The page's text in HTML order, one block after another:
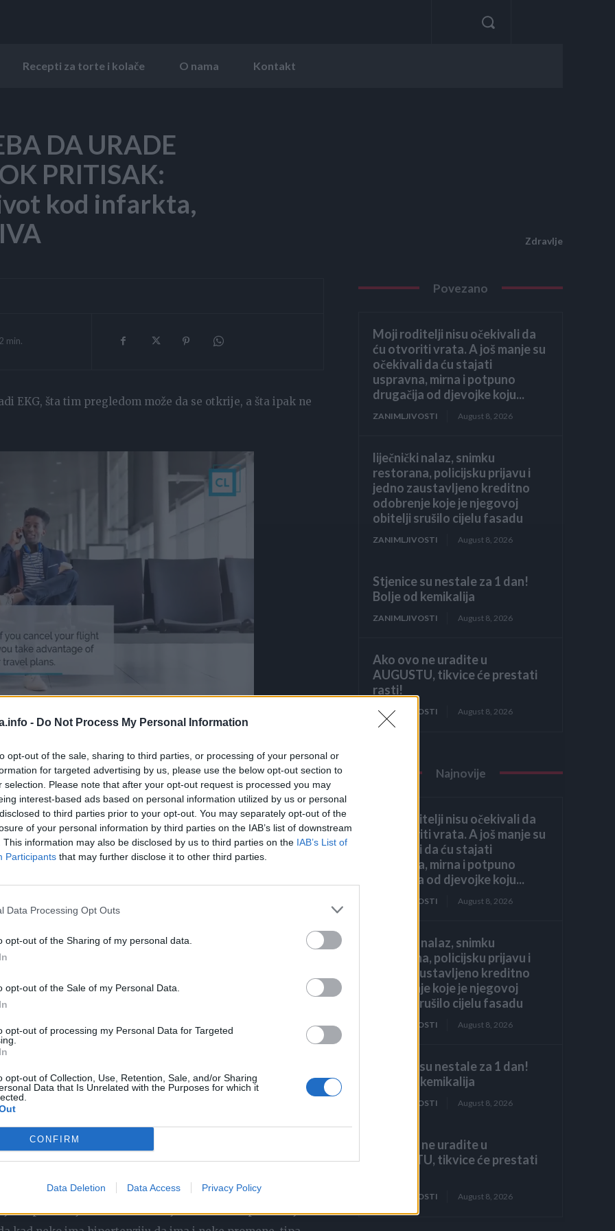
- Do Not Process My Personal Information
opt-out of the sale, sharing to third parties, or processing of your personal or
for targeted advertising by us, please use the below opt-out section to
selection. Please note that after your opt-out request is processed you may
interest-based ads based on personal information utilized by us or personal
to third parties prior to your opt-out. You may separately opt-out of the
of your personal information by third parties on the IAB’s list of downstream
This information may also be disclosed by us to third parties on the IAB’s List of
Participants that may further disclose it to other third parties.
Data Processing Opt Outs
opt-out of the Sharing of my personal data.
opt-out of the Sale of my Personal Data.
opt-out of processing my Personal Data for Targeted
opt-out of Collection, Use, Retention, Sale, and/or Sharing
Data that Is Unrelated with the Purposes for which it
CONFIRM
Data Deletion Data Access Privacy Policy
Recepti za torte i kolače O nama Kontakt
DA URADE
PRITISAK:
kod infarkta,
Zdravlje
2 min.
EKG, šta tim pregledom može da se otkrije, a šta ipak ne
otkrije brojne srčane probleme, ali ne sve. Sve o tome –
je objasnio kardiolog prof. dr Petar Otašević, upravnik
bolesti Dedinje.
radimo kardiološki pregled. Naravno da je jako dobro da
da kažemo da ste zdravi što se vašeg srca tiče. EKG beleži
specijalnih odvoda obrađuje u toj maloj mašinici koju mi
dobijemo zapis. Na tom zapisu imamo 12 nekih linija koje
različitim područjima srca šta se desilo u smislu
može da otkrije predinfarktno stanje ili infarkt, ali i
ili recimo ubrzan rad srca, kada nam srce radi pa
vi kažete ‘jao, meni srce stalno preskače’, uradimo EKG
to ne znači da nemate aritmije, već da to snimanje
onom holter EKG-u, koji se nosi 24h i omogućava da
može da ukaže na to da li postoje komplikacije.
da nam otkrije da li postoje neke komplikacije
srca, u smislu zadebljanja srčanih zidova, to je
hipertenzija vrlo često ne daje nikakve simptome i ljudi
Povezano
Moji roditelji nisu očekivali da
ću otvoriti vrata. A još manje su
očekivali da ću stajati
uspravna, mirna i potpuno
drugačija od djevojke koju...
ZANIMLJIVOSTI August 8, 2026
liječnički nalaz, snimku
restorana, policijsku prijavu i
jedno zaustavljeno kreditno
odobrenje koje je njegovoj
obitelji srušilo cijelu fasadu
ZANIMLJIVOSTI August 8, 2026
Stjenice su nestale za 1 dan!
Bolje od kemikalija
ZANIMLJIVOSTI August 8, 2026
Ako ovo ne uradite u
AUGUSTU, tikvice će prestati
rasti!
ZANIMLJIVOSTI August 8, 2026
Najnovije
Moji roditelji nisu očekivali da
ću otvoriti vrata. A još manje su
očekivali da ću stajati
uspravna, mirna i potpuno
drugačija od djevojke koju...
ZANIMLJIVOSTI August 8, 2026
liječnički nalaz, snimku
restorana, policijsku prijavu i
jedno zaustavljeno kreditno
odobrenje koje je njegovoj
obitelji srušilo cijelu fasadu
ZANIMLJIVOSTI August 8, 2026
Stjenice su nestale za 1 dan!
Bolje od kemikalija
ZANIMLJIVOSTI August 8, 2026
Ako ovo ne uradite u
AUGUSTU, tikvice će prestati
ZANIMLJIVOSTI August 8, 2026